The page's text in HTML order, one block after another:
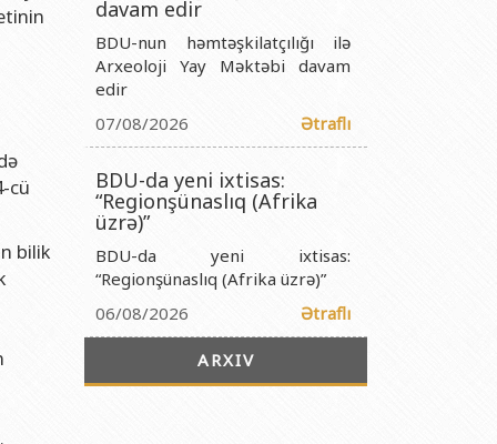
Publik Hüquqi Şəxsi
Biologiya İnstitutu Publik Hüquqi Şəxsi
cü
bilik
davam edir
BDU-nun həmtəşkilatçılığı ilə
Arxeoloji Yay Məktəbi davam
edir
07/08/2026
Ətraflı
BDU-da yeni ixtisas:
“Regionşünaslıq (Afrika
üzrə)”
BDU-da yeni ixtisas:
“Regionşünaslıq (Afrika üzrə)”
06/08/2026
Ətraflı
ARXIV